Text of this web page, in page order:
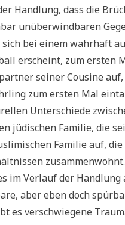
Handlung, dass die
unüberwindbaren
sich bei einem wahrhaft
erscheint, zum ersten
seiner Cousine
zum ersten Mal
Unterschiede
jüdischen Familie, die
Familie auf,
im Verlauf der
aber eben doch
es verschwiegene